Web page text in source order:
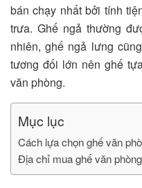
bán chạy nhất bởi tính
trưa. Ghế ngả thường
nhiên, ghế ngả lưng
tương đối lớn nên ghế
văn phòng.
Mục lục
Cách lựa chọn ghế văn
Địa chỉ mua ghế văn